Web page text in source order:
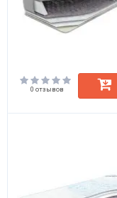
0 отзывов